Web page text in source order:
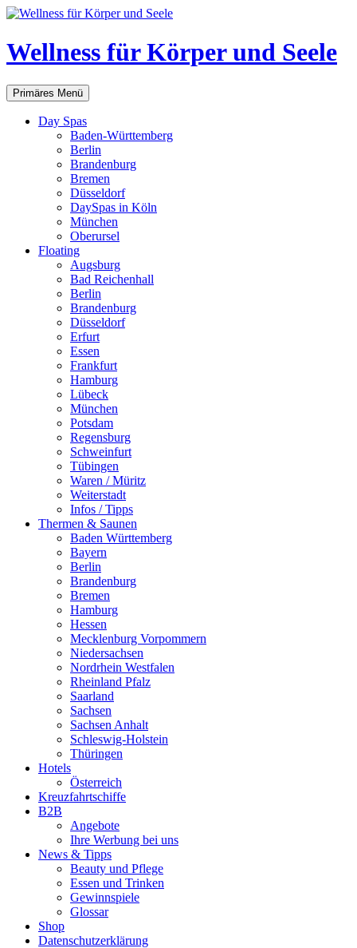
Zum
springen
Wellness für Körper und Seele
Suchen
Primäres Menü
Day Spas
Baden-Württemberg
Berlin
Brandenburg
Bremen
Düsseldorf
DaySpas in Köln
München
Oberursel
Floating
Augsburg
Bad Reichenhall
Berlin
Brandenburg
Düsseldorf
Erfurt
Essen
Frankfurt
Hamburg
Lübeck
München
Potsdam
Regensburg
Schweinfurt
Tübingen
Waren / Müritz
Weiterstadt
Infos / Tipps
Thermen & Saunen
Baden Württemberg
Bayern
Berlin
Brandenburg
Bremen
Hamburg
Hessen
Mecklenburg Vorpommern
Niedersachsen
Nordrhein Westfalen
Rheinland Pfalz
Saarland
Sachsen
Sachsen Anhalt
Schleswig-Holstein
Thüringen
Hotels
Österreich
Kreuzfahrtschiffe
B2B
Angebote
Ihre Werbung bei uns
News & Tipps
Beauty und Pflege
Essen und Trinken
Gewinnspiele
Glossar
Shop
Datenschutzerklärung